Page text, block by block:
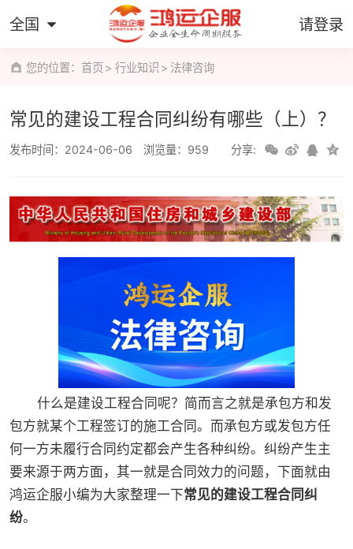
全国 请登录
您的位置：首页 行业知识 法律咨询
常见的建设工程合同纠纷有哪些（上）？
发布时间：2024-06-06 浏览量：959 分享:
什么是建设工程合同呢？简而言之就是承包方和发
包方就某个工程签订的施工合同。而承包方或发包方任
何一方未履行合同约定都会产生各种纠纷。纠纷产生主
要来源于两方面，其一就是合同效力的问题，下面就由
鸿运企服小编为大家整理一下常见的建设工程合同纠
纷。